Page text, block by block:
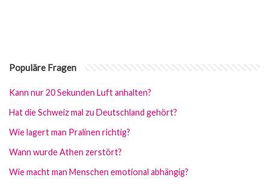
Populäre Fragen
Kann nur 20 Sekunden Luft anhalten?
Hat die Schweiz mal zu Deutschland gehört?
Wie lagert man Pralinen richtig?
Wann wurde Athen zerstört?
Wie macht man Menschen emotional abhängig?